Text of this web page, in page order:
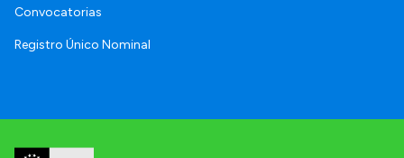
Convocatorias
Registro Único Nominal